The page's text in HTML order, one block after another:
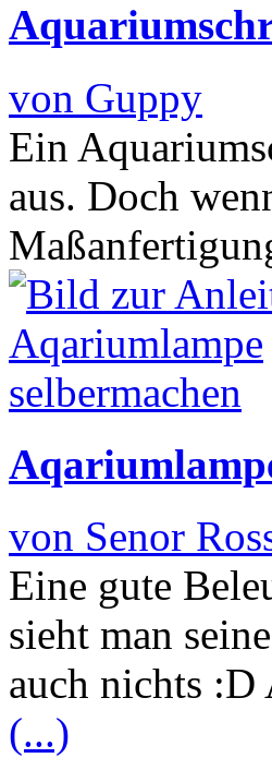
von Guppy
Ein
aus. Doch
von Senor
Eine gute
sieht man
auch nichts
(...)